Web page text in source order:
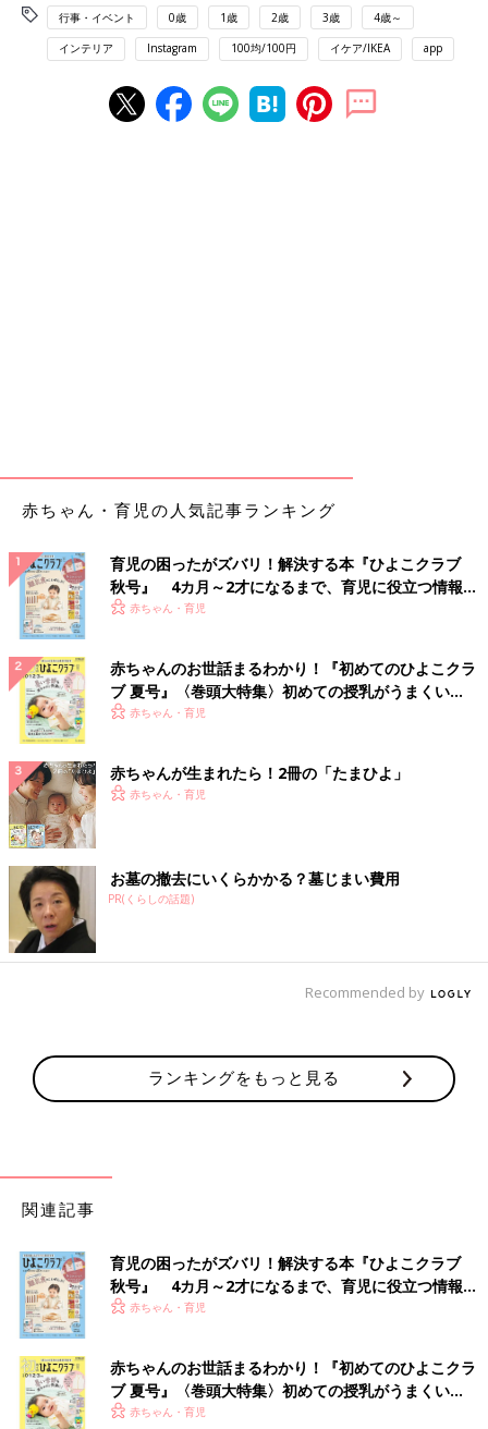
出典：Instagramアカウント「chim___ie」
ライフラワーなどの材料を合計330円で購入し、オリジナルのオ
ーナメントを作ったのだそう。想像以上に可愛くできたそうで、
追加で作る予定なんだとか♪ 自分好みのオーナメントがプチプラ
で作れるのはうれしいですよね。
可愛くて値段もお手頃♪ LAKOLE（ラコレ）の「ク
リアオーナメント」
行事・イベント 0歳 1歳 2歳 3歳 4歳～
インテリア Instagram 100均/100円 イケア/IKEA app
赤ちゃん・育児の人気記事ランキング
育児の困ったがズバリ！解決する本『ひよこクラブ
秋号』 4カ月～2才になるまで、育児に役立つ情報が
いっぱい！
赤ちゃん・育児
赤ちゃんのお世話まるわかり！『初めてのひよこクラ
ブ 夏号』〈巻頭大特集〉初めての授乳がうまくい
く！ おっぱい・ミルクの基本と夏のトラブル 解決テ
赤ちゃん・育児
赤ちゃんが生まれたら！2冊の「たまひよ」
赤ちゃん・育児
お墓の撤去にいくらかかる？墓じまい費用
PR(くらしの話題)
Recommended by
ランキングをもっと見る
関連記事
育児の困ったがズバリ！解決する本『ひよこクラブ
秋号』 4カ月～2才になるまで、育児に役立つ情報が
いっぱい！
赤ちゃん・育児
赤ちゃんのお世話まるわかり！『初めてのひよこクラ
ブ 夏号』〈巻頭大特集〉初めての授乳がうまくい
く！ おっぱい・ミルクの基本と夏のトラブル 解決テ
赤ちゃん・育児